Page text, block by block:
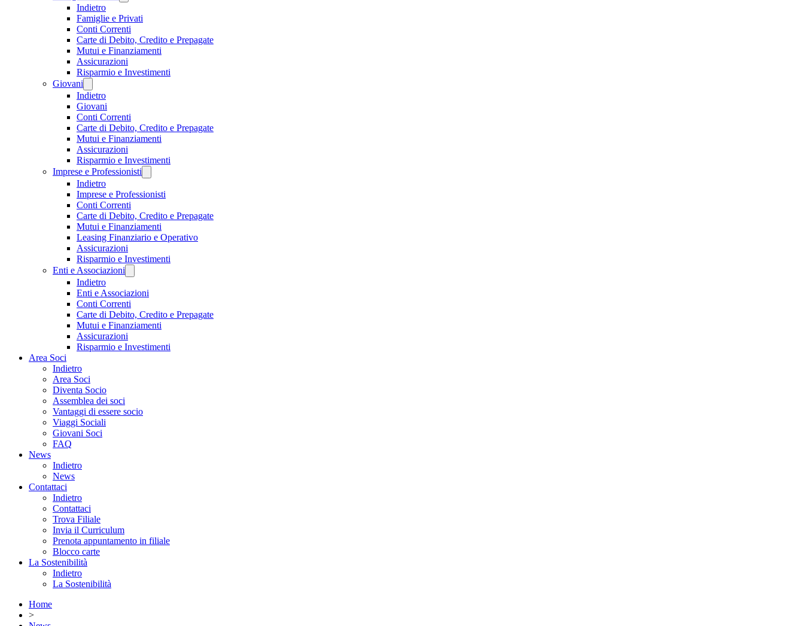
Indietro
Famiglie e Privati
Conti Correnti
Carte di Debito, Credito e Prepagate
Mutui e Finanziamenti
Assicurazioni
Risparmio e Investimenti
Giovani
Indietro
Giovani
Conti Correnti
Carte di Debito, Credito e Prepagate
Mutui e Finanziamenti
Assicurazioni
Risparmio e Investimenti
Imprese e Professionisti
Indietro
Imprese e Professionisti
Conti Correnti
Carte di Debito, Credito e Prepagate
Mutui e Finanziamenti
Leasing Finanziario e Operativo
Assicurazioni
Risparmio e Investimenti
Enti e Associazioni
Indietro
Enti e Associazioni
Conti Correnti
Carte di Debito, Credito e Prepagate
Mutui e Finanziamenti
Assicurazioni
Risparmio e Investimenti
Area Soci
Indietro
Area Soci
Diventa Socio
Assemblea dei soci
Vantaggi di essere socio
Viaggi Sociali
Giovani Soci
FAQ
News
Indietro
News
Contattaci
Indietro
Contattaci
Trova Filiale
Invia il Curriculum
Prenota appuntamento in filiale
Blocco carte
La Sostenibilità
Indietro
La Sostenibilità
Home
>